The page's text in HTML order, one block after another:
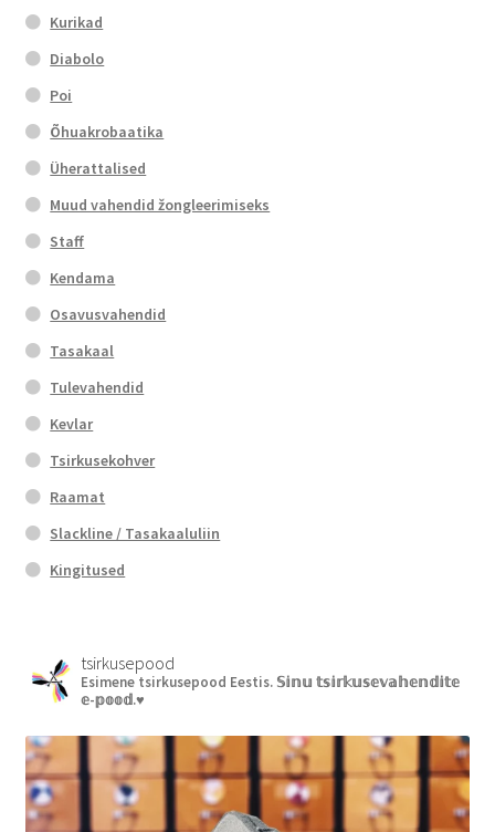
Kurikad
Diabolo
Poi
Õhuakrobaatika
Üherattalised
Muud vahendid žongleerimiseks
Staff
Kendama
Osavusvahendid
Tasakaal
Tulevahendid
Kevlar
Tsirkusekohver
Raamat
Slackline / Tasakaaluliin
Kingitused
tsirkusepood
Esimene tsirkusepood Eestis. 𝕊𝕚𝕟𝕦 𝕥𝕤𝕚𝕣𝕜𝕦𝕤𝕖𝕧𝕒𝕙𝕖𝕟𝕕𝕚𝕥𝕖
𝕖-𝕡𝕠𝕠𝕕.♥︎